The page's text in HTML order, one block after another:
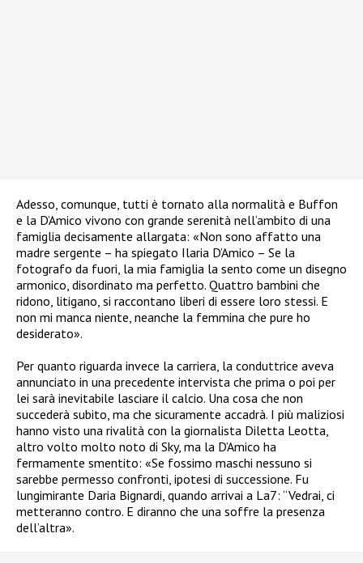
Adesso, comunque, tutti è tornato alla normalità e Buffon
e la D’Amico vivono con grande serenità nell’ambito di una
famiglia decisamente allargata: «Non sono affatto una
madre sergente – ha spiegato Ilaria D’Amico – Se la
fotografo da fuori, la mia famiglia la sento come un disegno
armonico, disordinato ma perfetto. Quattro bambini che
ridono, litigano, si raccontano liberi di essere loro stessi. E
non mi manca niente, neanche la femmina che pure ho
desiderato».
Per quanto riguarda invece la carriera, la conduttrice aveva
annunciato in una precedente intervista che prima o poi per
lei sarà inevitabile lasciare il calcio. Una cosa che non
succederà subito, ma che sicuramente accadrà. I più maliziosi
hanno visto una rivalità con la giornalista Diletta Leotta,
altro volto molto noto di Sky, ma la D’Amico ha
fermamente smentito: «Se fossimo maschi nessuno si
sarebbe permesso confronti, ipotesi di successione. Fu
lungimirante Daria Bignardi, quando arrivai a La7: “Vedrai, ci
metteranno contro. E diranno che una soffre la presenza
dell’altra».